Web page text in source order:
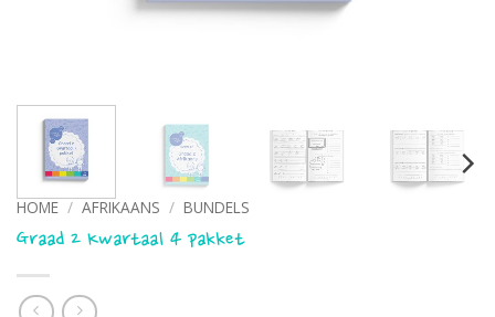
HOME / AFRIKAANS / BUNDELS
Graad 2 Kwartaal 4 pakket